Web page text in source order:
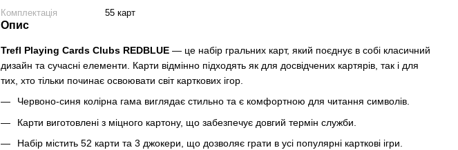
Комплектація
55 карт
Опис
Trefl Playing Cards Clubs REDBLUE — це набір гральних карт, який поєднує в собі класичний
дизайн та сучасні елементи. Карти відмінно підходять як для досвідчених картярів, так і для
тих, хто тільки починає освоювати світ карткових ігор.
Червоно-синя колірна гама виглядає стильно та є комфортною для читання символів.
Карти виготовлені з міцного картону, що забезпечує довгий термін служби.
Набір містить 52 карти та 3 джокери, що дозволяє грати в усі популярні карткові ігри.